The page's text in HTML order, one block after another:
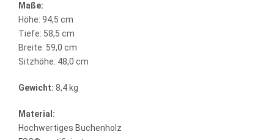
Maße:
Höhe: 94,5 cm
Tiefe: 58,5 cm
Breite: 59,0 cm
Sitzhöhe: 48,0 cm
Gewicht: 8,4 kg
Material:
Hochwertiges Buchenholz